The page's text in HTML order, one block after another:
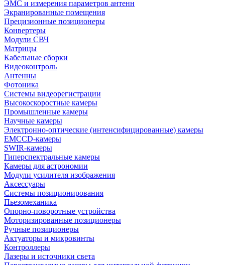
ЭМС и измерения параметров антенн
Экранированные помещения
Прецизионные позиционеры
Конвертеры
Модули СВЧ
Матрицы
Кабельные сборки
Видеоконтроль
Антенны
Фотоника
Cистемы видеорегистрации
Высокоскоростные камеры
Промышленные камеры
Научные камеры
Электронно-оптические (интенсифицированные) камеры
EMCCD-камеры
SWIR-камеры
Гиперспектральные камеры
Камеры для астрономии
Модули усилителя изображения
Аксессуары
Системы позиционирования
Пьезомеханика
Опорно-поворотные устройства
Моторизированные позиционеры
Ручные позиционеры
Актуаторы и микровинты
Контроллеры
Лазеры и источники света